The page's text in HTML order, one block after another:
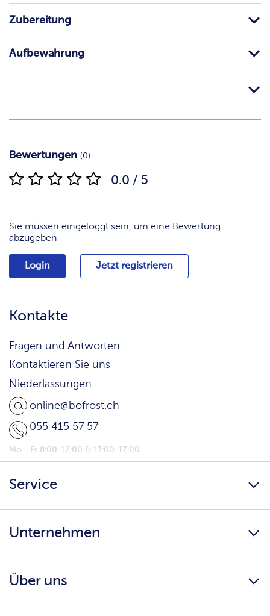
Zubereitung
Aufbewahrung
Bewertungen (0)
0.0 / 5
Sie müssen eingeloggt sein, um eine Bewertung
abzugeben
Login Jetzt registrieren
Kontakte
Fragen und Antworten
Kontaktieren Sie uns
Niederlassungen
online@bofrost.ch
055 415 57 57
Mo - Fr 8:00-12:00 & 13:00-17:00
Service
bofrost* Home
Ernährungsberatung
Infos & Downloads
Unternehmen
AGB
Über uns